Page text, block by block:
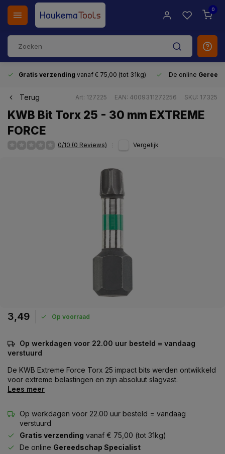
0
Gratis verzending vanaf € 75,00 (tot 31kg) De online
Terug Art: 127225 EAN: 4009311272256 SKU: 17325
KWB Bit Torx 25 - 30 mm EXTREME
FORCE
0/10 (0 Reviews) Vergelijk
3,49 Op voorraad
Op werkdagen voor 22.00 uur besteld = vandaag
verstuurd
De KWB Extreme Force Torx 25 impact bits werden ontwikkeld
voor extreme belastingen en zijn absoluut slagvast.
Lees meer
Op werkdagen voor 22.00 uur besteld = vandaag
verstuurd
Gratis verzending vanaf € 75,00 (tot 31kg)
De online Gereedschap Specialist